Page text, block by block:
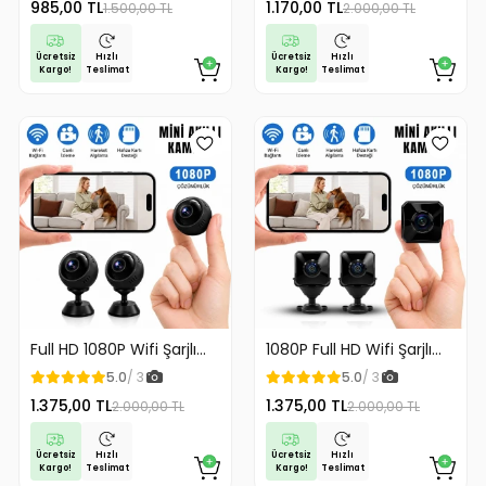
985,00 TL1.500,00 TL
Ücretsiz
Kargo!
Hızlı
Teslimat
Malzeme
1.170,00 TL2.000,00 TL
Ücretsiz
Kargo!
Hızlı
Teslimat
Full HD 1080P Wifi Şarjlı
Mini Güvenlik Kamerası
Geniş Açılı Balık Gözü
Maksimum Görüntü
Kalitesi
5.0/ 3
1.375,00 TL2.000,00 TL
Ücretsiz
Kargo!
Hızlı
Teslimat
1080P Full HD Wifi Şarjlı
Mini Güvenlik Kamerası
Geniş Açılı Balık Gözü
Maksimum Görüntü
Kalitesi
5.0/ 3
1.375,00 TL2.000,00 TL
Ücretsiz
Kargo!
Hızlı
Teslimat